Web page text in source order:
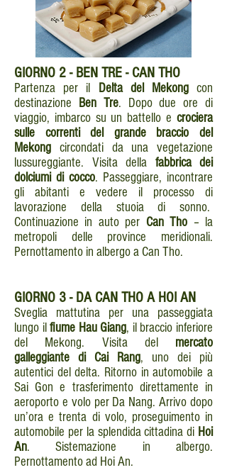
GIORNO 2 - BEN TRE - CAN THO
Partenza per il Delta del Mekongcon
destinazione
Ben Tre. Dopo due ore di
viaggio, imbarco su un battello e crociera
sulle correnti del grande braccio del
Mekong circondati da una vegetazione
lussureggiante. Visita della fabbrica dei
dolciumi di cocco. Passeggiare, incontrare
gli abitanti e vedere il processo di
lavorazione della stuoia di sonno.
Continuazione in auto per Can Tho – la
metropoli delle province meridionali.
Pernottamento in albergo a Can Tho.
GIORNO 3 - DA CAN THO A HOI AN
Sveglia mattutina per una passeggiata
lungo ilfiume Hau Giang, il braccio inferiore
del Mekong. Visita del mercato
galleggiante di Cai Rang, uno dei più
autentici del delta. Ritorno in automobile a
Sai Gon e trasferimento direttamente in
aeroporto e volo per Da Nang. Arrivo dopo
un’ora e trenta di volo, proseguimento in
automobile per la splendida cittadina di Hoi
An. Sistemazione in albergo.
Pernottamento ad Hoi An.